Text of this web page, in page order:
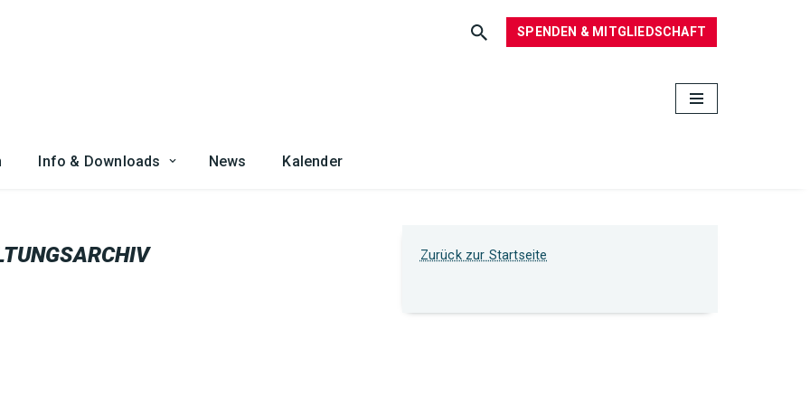
SPENDEN & MITGLIEDSCHAFT
Info & Downloads News Kalender
Zurück zur Startseite